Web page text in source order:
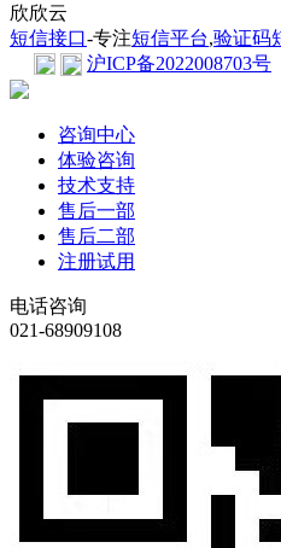
欣欣云
短信接口-专注短信平台,验证码
沪ICP备2022008703号
咨询中心
体验咨询
技术支持
售后一部
售后二部
注册试用
电话咨询
021-68909108